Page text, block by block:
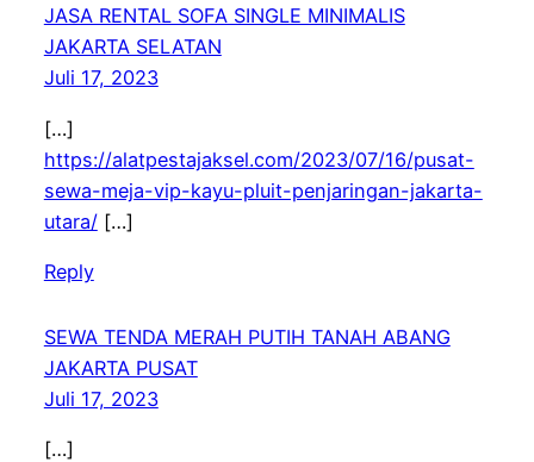
JASA RENTAL SOFA SINGLE MINIMALIS
JAKARTA SELATAN
Juli 17, 2023
[…]
https://alatpestajaksel.com/2023/07/16/pusat-
sewa-meja-vip-kayu-pluit-penjaringan-jakarta-
utara/[…]
Reply
SEWA TENDA MERAH PUTIH TANAH ABANG
JAKARTA PUSAT
Juli 17, 2023
[…]